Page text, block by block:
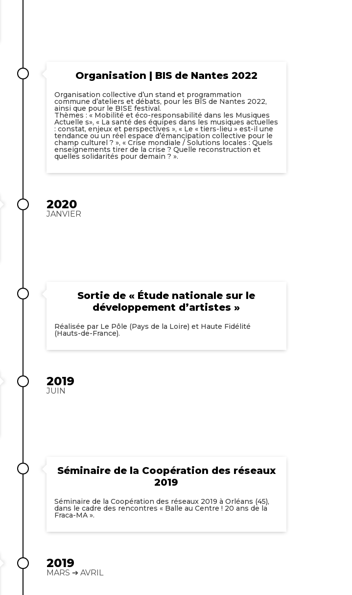
Organisation | BIS de Nantes 2022
Organisation collective d’un stand et programmation
commune d’ateliers et débats, pour les BIS de Nantes 2022,
ainsi que pour le BISE festival.
Thèmes : « Mobilité et éco-responsabilité dans les Musiques
Actuelle s», « La santé des équipes dans les musiques actuelles
: constat, enjeux et perspectives », « Le « tiers-lieu » est-il une
tendance ou un réel espace d’émancipation collective pour le
champ culturel ? », « Crise mondiale / Solutions locales : Quels
enseignements tirer de la crise ? Quelle reconstruction et
quelles solidarités pour demain ? ».
2020
JANVIER
Sortie de « Étude nationale sur le
développement d’artistes »
Réalisée par Le Pôle (Pays de la Loire) et Haute Fidélité
(Hauts-de-France).
2019
JUIN
Séminaire de la Coopération des réseaux
2019
Séminaire de la Coopération des réseaux 2019 à Orléans (45),
dans le cadre des rencontres « Balle au Centre ! 20 ans de la
Fraca-MA ».
2019
MARS ➔ AVRIL